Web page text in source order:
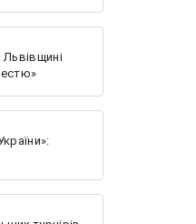
Львівщині